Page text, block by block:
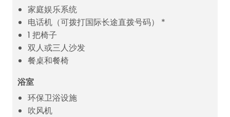
家庭娱乐系统
电话机（可拨打国际长途直拨号码） *
1 把椅子
双人或三人沙发
餐桌和餐椅
浴室
环保卫浴设施
吹风机